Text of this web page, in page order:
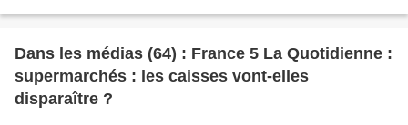
Dans les médias (64) : France 5 La Quotidienne :
supermarchés : les caisses vont-elles
disparaître ?